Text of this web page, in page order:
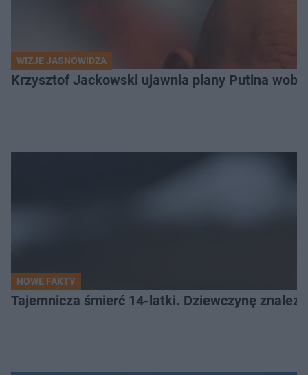
WIZJE JASNOWIDZA
Krzysztof Jackowski ujawnia plany Putina
NOWE FAKTY
Tajemnicza śmierć 14-latki. Dziewczynę